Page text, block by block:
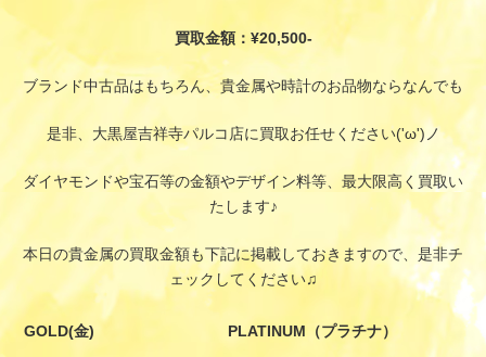
買取金額：¥20,500-
ブランド中古品はもちろん、貴金属や時計のお品物ならなんでも
是非、大黒屋吉祥寺パルコ店に買取お任せください('ω')ノ
ダイヤモンドや宝石等の金額やデザイン料等、最大限高く買取い
たします♪
本日の貴金属の買取金額も下記に掲載しておきますので、是非チ
ェックしてください♫
GOLD(金)
PLATINUM（プラチナ）